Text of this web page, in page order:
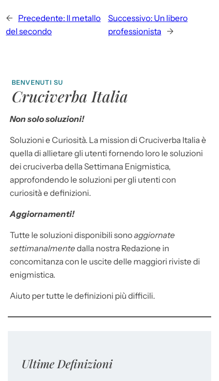
← Precedente: Il metallo
del secondo
Successivo: Un libero
professionista
→
BENVENUTI SU
Cruciverba Italia
Non solo soluzioni!
Soluzioni e Curiosità. La mission di Cruciverba Italia è
quella di allietare gli utenti fornendo loro le soluzioni
dei cruciverba della Settimana Enigmistica,
approfondendo le soluzioni per gli utenti con
curiosità e definizioni.
Aggiornamenti!
Tutte le soluzioni disponibili sonoaggiornate
settimanalmente dalla nostra Redazione in
concomitanza con le uscite delle maggiori riviste di
enigmistica.
Aiuto per tutte le definizioni più difficili.
Ultime Definizioni